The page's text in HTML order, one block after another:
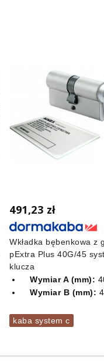
491,23 zł
Wkładka bębenkowa z
pExtra Plus 40G/45
klucza
Wymiar A (mm):
Wymiar B (mm):
kaba system c